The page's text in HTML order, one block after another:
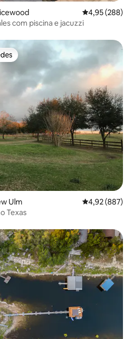
4,95 de uma
4,95 (288)
com piscina e jacuzzi
dos hóspedes
Ulm 4,92 de uma
4,92 (887)
Texas